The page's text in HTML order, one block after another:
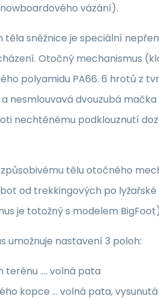
vázání).
těla sněžnice je speciální
Otočný mechanismus
polyamidu PA66. 6 hrotů z
nesmlouvavá dvouzubá
nechtěnému podklouznutí
tělu otočného
od trekkingových po
je totožný s modelem
umožnuje nastavení 3 poloh:
.... volná pata
kopce ... volná pata,